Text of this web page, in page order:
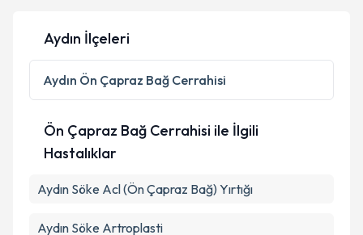
Kişisel verilerimin işlenmesine ilişkinAydınlatma
Metni'ni okudum ve kişisel verilerimin belirtilen
kapsamda işlenmesini kabul ediyorum.
Takvim Talebini Gönder
Aydın İlçeleri
Aydın Ön Çapraz Bağ Cerrahisi
Ön Çapraz Bağ Cerrahisi ile İlgili
Hastalıklar
Aydın Söke Acl (Ön Çapraz Bağ) Yırtığı
Aydın Söke Artroplasti